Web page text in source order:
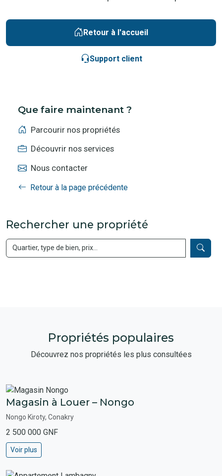
Retour à l'accueil
Support client
Que faire maintenant ?
Parcourir nos propriétés
Découvrir nos services
Nous contacter
Retour à la page précédente
Rechercher une propriété
Propriétés populaires
Découvrez nos propriétés les plus consultées
Magasin à Louer – Nongo
Nongo Kiroty, Conakry
2 500 000 GNF
Voir plus